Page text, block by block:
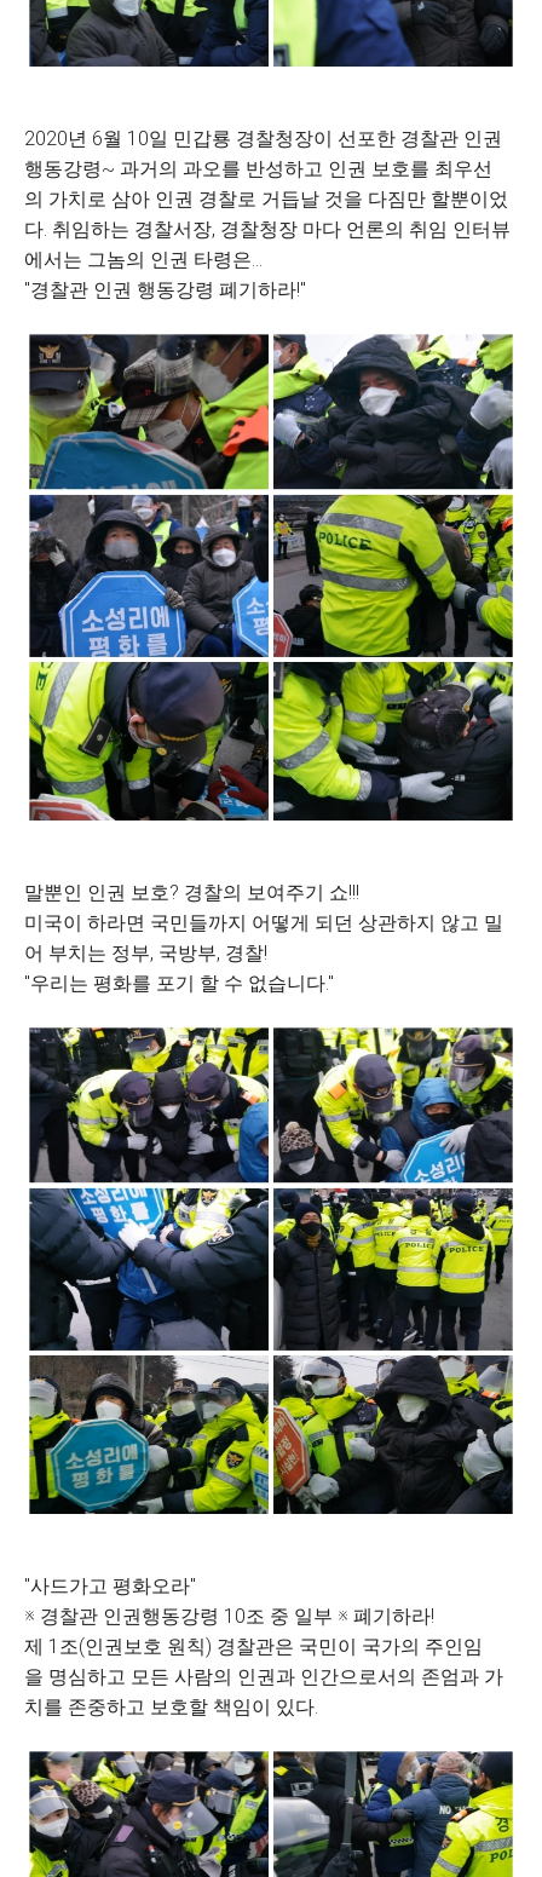
2020년 6월 10일 민갑룡 경찰청장이 선포한 경찰관 인권
행동강령~ 과거의 과오를 반성하고 인권 보호를 최우선
의 가치로 삼아 인권 경찰로 거듭날 것을 다짐만 할뿐이었
다. 취임하는 경찰서장, 경찰청장 마다 언론의 취임 인터뷰
에서는 그놈의 인권 타령은...
"경찰관 인권 행동강령 폐기하라!"
말뿐인 인권 보호? 경찰의 보여주기 쇼!!!
미국이 하라면 국민들까지 어떻게 되던 상관하지 않고 밀
어 부치는 정부, 국방부, 경찰!
"우리는 평화를 포기 할 수 없습니다."
"사드가고 평화오라"
※ 경찰관 인권행동강령 10조 중 일부 ※ 폐기하라!
제 1조(인권보호 원칙) 경찰관은 국민이 국가의 주인임
을 명심하고 모든 사람의 인권과 인간으로서의 존엄과 가
치를 존중하고 보호할 책임이 있다.